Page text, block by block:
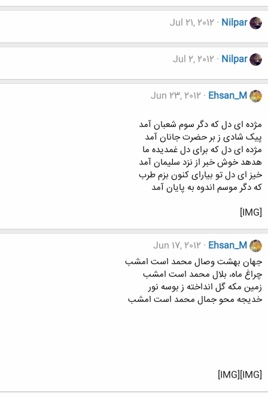
Nilpar
Jul 21, 2012
Nilpar
Jul 2, 2012
Ehsan_M
Jun 23, 2012
مژده ای دل که دگر سوم شعبان آمد
پیک شادی ز بر حضرت جانان آمد
مژده ای دل که برای دل غمدیده ما
هدهد خوش خبر از نزد سلیمان آمد
خیز ای دل تو بیارای کنون بزم طرب
که دگر موسم اندوه به پایان آمد
[IMG]
Ehsan_M
Jun 17, 2012
جهان بهشت وصال محمد است امشب
چراغ ماه، بلال محمد است امشب
زمین مکه گل انداخته ز بوسه نور
خدیجه محو جمال محمد است امشب
[IMG][IMG]